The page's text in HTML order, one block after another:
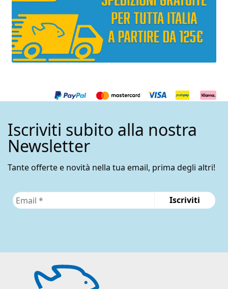
Iscriviti subito alla nostra
Newsletter
Tante offerte e novità nella tua email, prima degli altri!